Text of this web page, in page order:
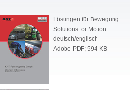
Lösungen für Bewegung
Solutions for Motion
deutsch/englisch
Adobe PDF; 594 KB